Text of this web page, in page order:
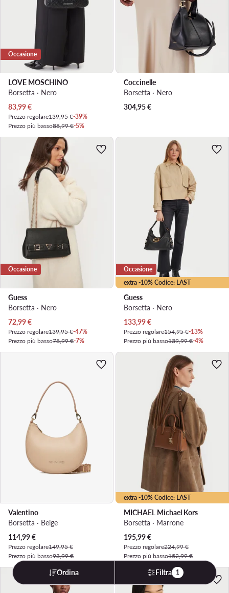
Occasione
LOVE MOSCHINO
Borsetta · Nero
Prezzo attuale
83,99€
Prezzo regolare139,95 €-39%
Prezzo più basso88,99 €-5%
Coccinelle
Borsetta · Nero
304,95€
Occasione
Guess
Borsetta · Nero
Prezzo attuale
72,99€
Prezzo regolare139,95 €-47%
Prezzo più basso78,99 €-7%
extra -10% Codice: LAST
Occasione
Guess
Borsetta · Nero
Prezzo attuale
133,99€
Prezzo regolare154,95 €-13%
Prezzo più basso139,99 €-4%
Valentino
Borsetta · Beige
Prezzo attuale
114,99€
Prezzo regolare149,95 €
Prezzo più basso93,99 €
extra -10% Codice: LAST
MICHAEL Michael Kors
Borsetta · Marrone
Prezzo attuale
195,99€
Prezzo regolare224,99 €
Prezzo più basso152,99 €
Ordina Filtra 1